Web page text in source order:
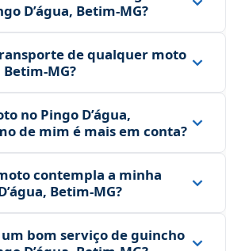
D’água, Betim‑MG?
de qualquer moto
no Pingo D’água,
de mim é mais em conta?
contempla a minha
Betim‑MG?
bom serviço de guincho